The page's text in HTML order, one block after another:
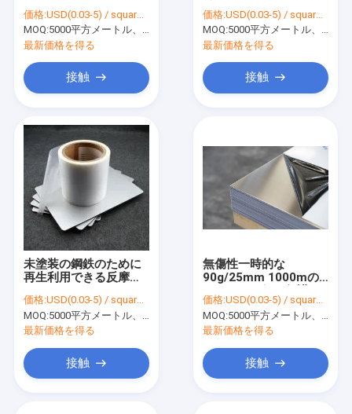
価格:USD(0.03-5) / square meter
MOQ:5000平方メートル、印刷を用いる10000平方メートル
最新価格を得る
接触
75mic保護テープ
価格:USD(0.03-5) / square meter
MOQ:5000平方メートル、印刷を用いる10000平方メートル
最新価格を得る
接触
未塗装の鋼鉄のために
再生利用できる反摩擦
薄板金の保護フィルム
価格:USD(0.03-5) / square meter
MOQ:5000平方メートル、印刷を用いる10000平方メートル
最新価格を得る
接触
無傷性一時的な
90g/25mm 1000mの
ィルム
価格:USD(0.03-5) / square meter
MOQ:5000平方メートル、印刷を用いる10000平方メートル
最新価格を得る
接触